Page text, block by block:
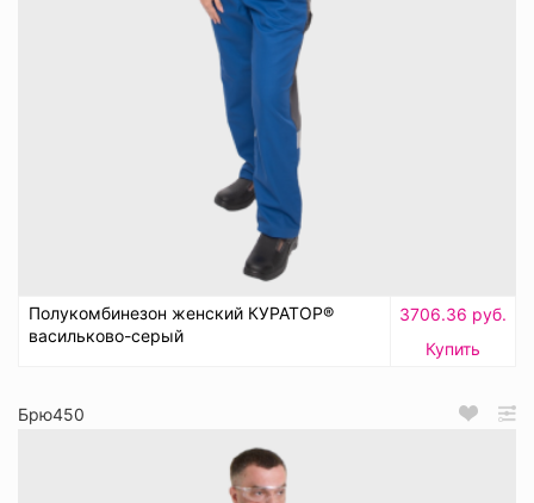
Полукомбинезон женский КУРАТОР®
васильково-серый
3706.36 руб.
Купить
Брю450